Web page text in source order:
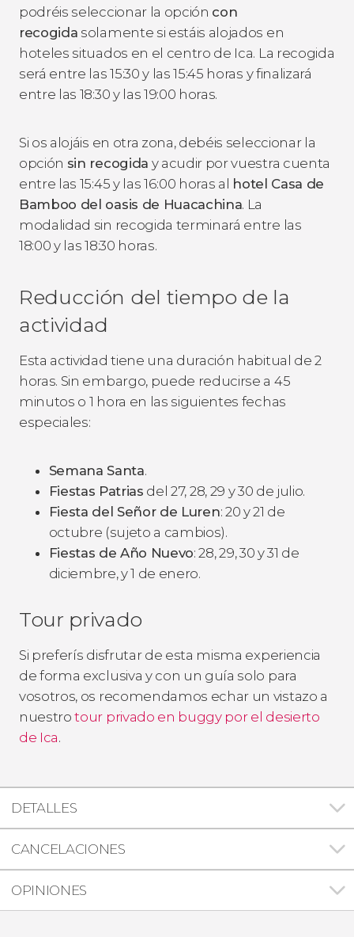
podréis seleccionar la opción con
recogida solamente si estáis alojados en
hoteles situados en el centro de Ica. La recogida
será entre las 15:30 y las 15:45 horas y finalizará
entre las 18:30 y las 19:00 horas.
Si os alojáis en otra zona, debéis seleccionar la
opción sin recogida y acudir por vuestra cuenta
entre las 15:45 y las 16:00 horas al hotel Casa de
Bamboo del oasis de Huacachina. La
modalidad sin recogida terminará entre las
18:00 y las 18:30 horas.
Reducción del tiempo de la
actividad
Esta actividad tiene una duración habitual de 2
horas. Sin embargo, puede reducirse a 45
minutos o 1 hora en las siguientes fechas
especiales:
Semana Santa.
Fiestas Patrias del 27, 28, 29 y 30 de julio.
Fiesta del Señor de Luren: 20 y 21 de
octubre (sujeto a cambios).
Fiestas de Año Nuevo: 28, 29, 30 y 31 de
diciembre, y 1 de enero.
Tour privado
Si preferís disfrutar de esta misma experiencia
de forma exclusiva y con un guía solo para
vosotros, os recomendamos echar un vistazo a
nuestrotour privado en buggy por el desierto
de Ica.
DETALLES
CANCELACIONES
OPINIONES